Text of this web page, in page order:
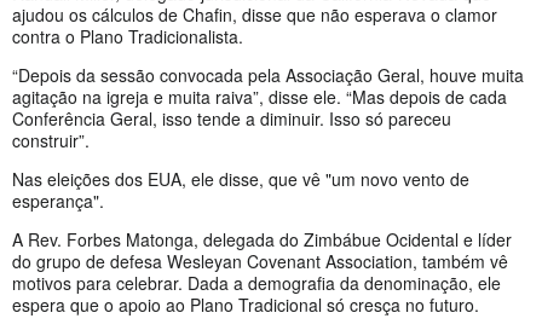
ajudou os cálculos de Chafin, disse que não esperava o clamor
contra o Plano Tradicionalista.
“Depois da sessão convocada pela Associação Geral, houve muita
agitação na igreja e muita raiva”, disse ele. “Mas depois de cada
Conferência Geral, isso tende a diminuir. Isso só pareceu
construir”.
Nas eleições dos EUA, ele disse, que vê "um novo vento de
esperança".
A Rev. Forbes Matonga, delegada do Zimbábue Ocidental e líder
do grupo de defesa Wesleyan Covenant Association, também vê
motivos para celebrar. Dada a demografia da denominação, ele
espera que o apoio ao Plano Tradicional só cresça no futuro.